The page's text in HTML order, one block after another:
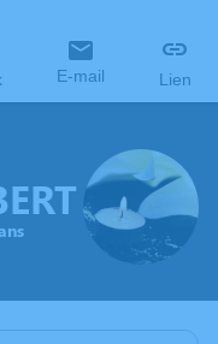
E-mail Lien